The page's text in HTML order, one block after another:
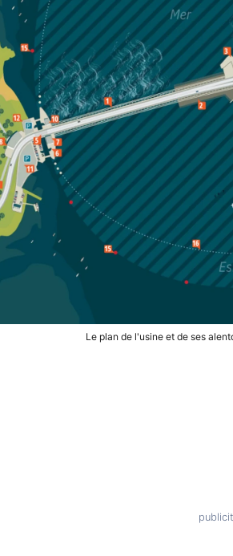
Le plan de l'usine et de ses